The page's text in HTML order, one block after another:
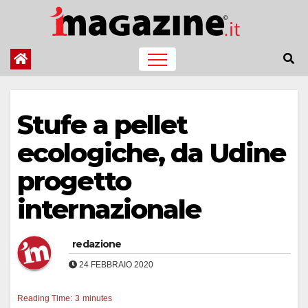
contenuto
Stufe a pellet
ecologiche, da Udine
progetto
internazionale
redazione
24 FEBBRAIO 2020
Reading Time: 3 minutes